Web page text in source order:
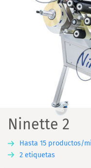
Ninette 2
Hasta 15 productos/
2 etiquetas